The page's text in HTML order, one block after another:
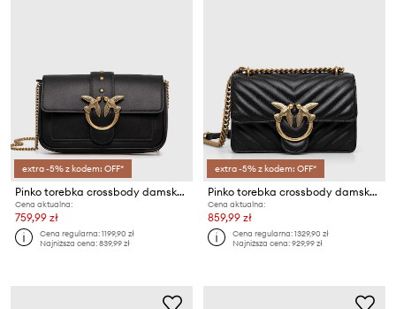
extra -5% z kodem: OFF*
Pinko torebka crossbody damska skórzana
Cena aktualna:
759,99 zł
Cena regularna:1199,90 zł
Najniższa cena:839,99 zł
extra -5% z kodem: OFF*
Pinko torebka crossbody damska skórzana
Cena aktualna:
859,99 zł
Cena regularna:1329,90 zł
Najniższa cena:929,99 zł